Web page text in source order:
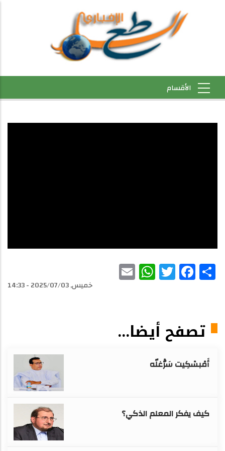
رابطة العمد المساعدين بالحوضين
Share
Facebook
Twitter
WhatsApp
خميس, 2025/07/03 - 14:33
تصفح أيضا...
أَمْبسْكِيت سَرّْغلّه
كيف يفكر المعلم الذكي؟